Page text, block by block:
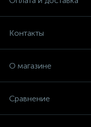
Контакты
О магазине
Сравнение